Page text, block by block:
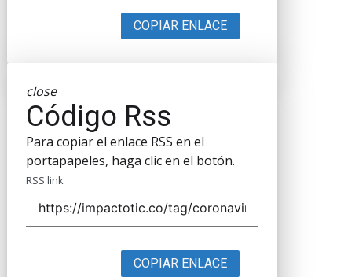
COPIAR ENLACE
close
Código Rss
Para copiar el enlace RSS en el
portapapeles, haga clic en el botón.
RSS link
COPIAR ENLACE